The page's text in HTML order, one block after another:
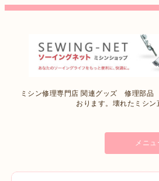
ミシン修理専門店 関連グッズ 修理部品
おります。壊れたミシン
メニュ